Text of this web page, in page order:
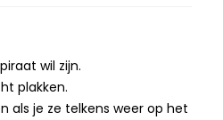
wil zijn.
plakken.
als je ze telkens weer op het